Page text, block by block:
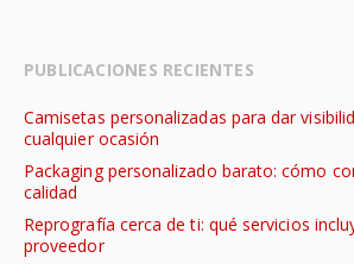
PUBLICACIONES RECIENTES
Camisetas personalizadas para dar
cualquier ocasión
Packaging personalizado barato: cómo
calidad
Reprografía cerca de ti: qué servicios
proveedor